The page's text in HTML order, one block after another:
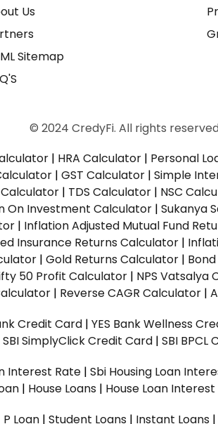
Us
Sitemap
© 2024 CredyFi. All rights
| HRA Calculator | Personal
| GST Calculator | Simple
| TDS Calculator | NSC
On Investment Calculator | Sukanya
| Inflation Adjusted Mutual Fund
Insurance Returns Calculator |
| Gold Returns Calculator |
50 Profit Calculator | NPS Vatsalya
| Reverse CAGR Calculator |
Credit Card | YES Bank Wellness
SBI SimplyClick Credit Card | SBI BPCL
Interest Rate | Sbi Housing Loan
| House Loans | House Loan
P Loan | Student Loans | Instant Loans |